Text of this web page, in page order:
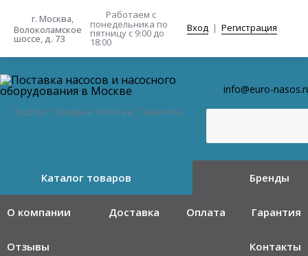
г. Москва,
Волоколамское
шоссе, д. 73
Работаем с
понедельника по
пятницу с 9:00 до
18:00
Вход | Регистрация
Подбор · Продажа · Монтаж · Гарантия
info@euro-
Каталог товаров Бренды
О компании Доставка Оплата Гарантия
Отзывы Контакты